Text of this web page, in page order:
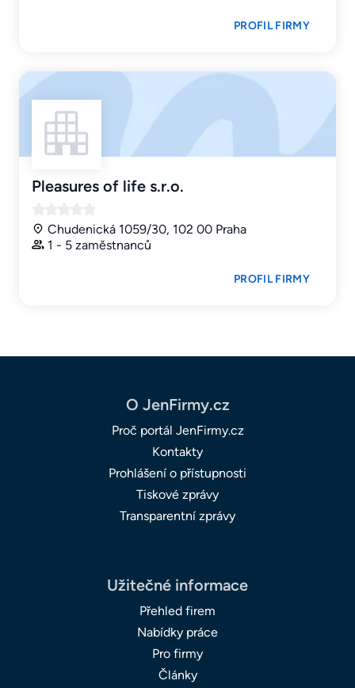
PROFIL FIRMY
Pleasures of life s.r.o.
Chudenická 1059/30, 102 00 Praha
1 - 5 zaměstnanců
PROFIL FIRMY
O JenFirmy.cz
Proč portál JenFirmy.cz
Kontakty
Prohlášení o přístupnosti
Tiskové zprávy
Transparentní zprávy
Užitečné informace
Přehled firem
Nabídky práce
Pro firmy
Články